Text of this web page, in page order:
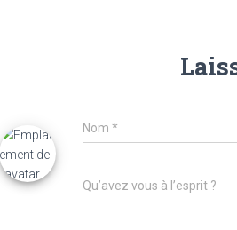
Nom *
Qu’avez vous à l’esprit ?